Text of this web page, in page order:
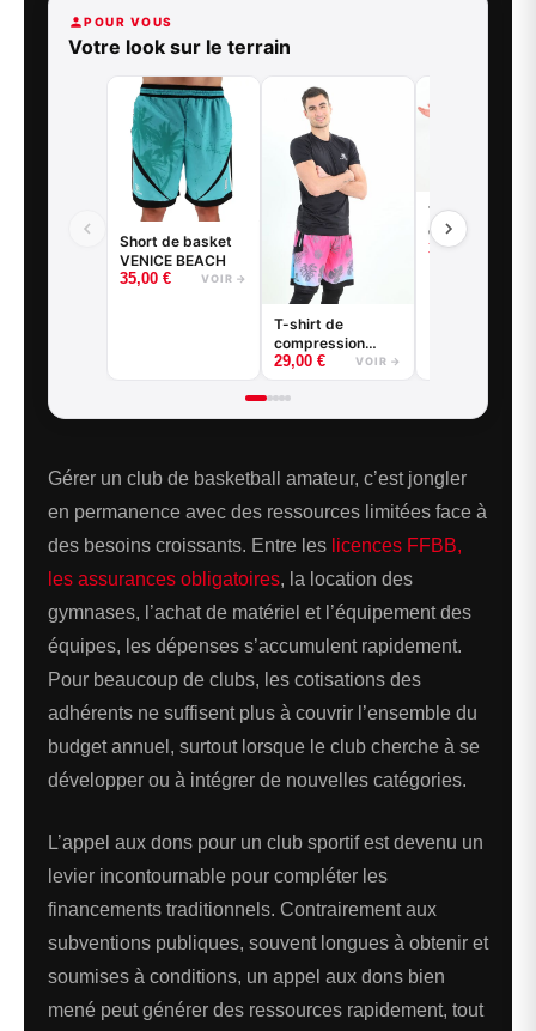
POUR VOUS
Votre look sur le terrain
Short de basket
VENICE BEACH
35,00 € VOIR →
T-shirt de
compression
basketball - Good
Blanc
29,00 € VOIR →
T-shirt
compression à
manches
35,00
Gérer un club de basketball amateur, c’est jongler
en permanence avec des ressources limitées face à
des besoins croissants. Entre les licences FFBB,
les assurances obligatoires, la location des
gymnases, l’achat de matériel et l’équipement des
équipes, les dépenses s’accumulent rapidement.
Pour beaucoup de clubs, les cotisations des
adhérents ne suffisent plus à couvrir l’ensemble du
budget annuel, surtout lorsque le club cherche à se
développer ou à intégrer de nouvelles catégories.
L’appel aux dons pour un club sportif est devenu un
levier incontournable pour compléter les
financements traditionnels. Contrairement aux
subventions publiques, souvent longues à obtenir et
soumises à conditions, un appel aux dons bien
mené peut générer des ressources rapidement, tout